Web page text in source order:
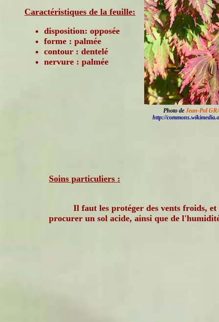
Photo de Jean-Pol
http://
Caractéristiques de la feuille:
disposition: opposée
forme : palmée
contour : dentelé
nervure : palmée
Soins particuliers :
Il faut les protéger des vents froids,
procurer un sol acide, ainsi que de